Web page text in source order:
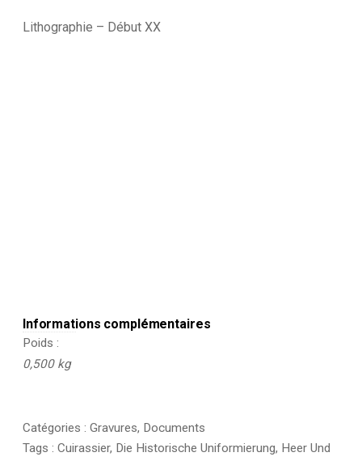
Kuirassier
Lithographie – Début XX
Informations complémentaires
Poids
0,500 kg
Catégories : Gravures, Documents
Tags : Cuirassier, Die Historische Uniformierung, Heer Und